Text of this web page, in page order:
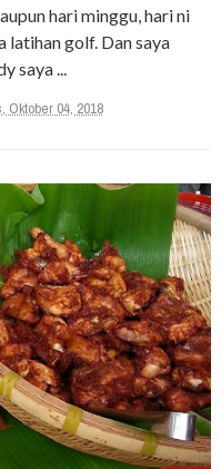
hari minggu, hari ni
latihan golf. Dan saya
saya ...
Oktober 04, 2018